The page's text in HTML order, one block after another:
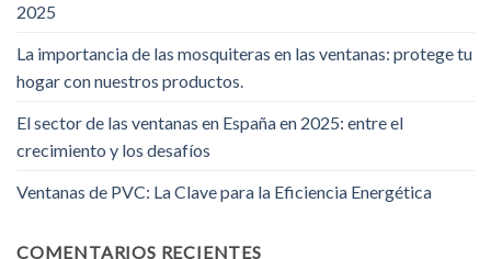
2025
La importancia de las mosquiteras en las ventanas: protege tu
hogar con nuestros productos.
El sector de las ventanas en España en 2025: entre el
crecimiento y los desafíos
Ventanas de PVC: La Clave para la Eficiencia Energética
COMENTARIOS RECIENTES